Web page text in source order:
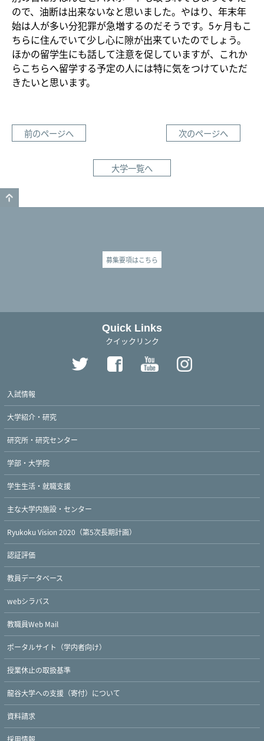
ので、油断は出来ないなと思いました。やはり、年末年
始は人が多い分犯罪が急増するのだそうです。5ヶ月もこ
ちらに住んでいて少し心に隙が出来ていたのでしょう。
ほかの留学生にも話して注意を促していますが、これか
らこちらへ留学する予定の人には特に気をつけていただ
きたいと思います。
前のページへ 次のページへ
大学一覧へ
募集要項はこちら
Quick Links
クイックリンク
入試情報
大学紹介・研究
研究所・研究センター
学部・大学院
学生生活・就職支援
主な大学内施設・センター
Ryukoku Vision 2020（第5次長期計画）
認証評価
教員データベース
webシラバス
教職員Web Mail
ポータルサイト（学内者向け）
授業休止の取扱基準
龍谷大学への支援（寄付）について
資料請求